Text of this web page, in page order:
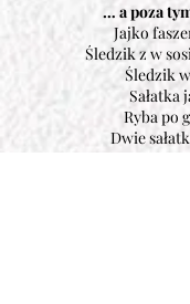
… a poza
Jajko
Śledzik z w
Śledzik
Sałatka
Ryba po
Dwie